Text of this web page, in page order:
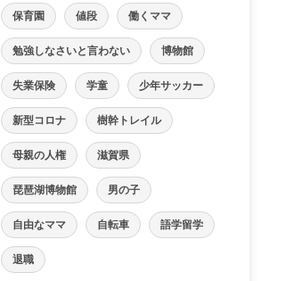
保育園 値段 働くママ
勉強しなさいと言わない 博物館
失業保険 学童 少年サッカー
新型コロナ 樹幹トレイル
母親の人権 滋賀県
琵琶湖博物館 男の子
自由なママ 自転車 語学留学
退職